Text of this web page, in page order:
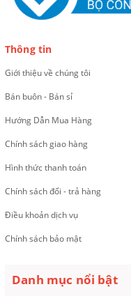
Thông tin
Giới thiệu về chúng tôi
Bán buôn - Bán sỉ
Hướng Dẫn Mua Hàng
Chính sách giao hàng
Hình thức thanh toán
Chính sách đổi - trả hàng
Điều khoản dịch vụ
Chính sách bảo mật
Danh mục nổi bật